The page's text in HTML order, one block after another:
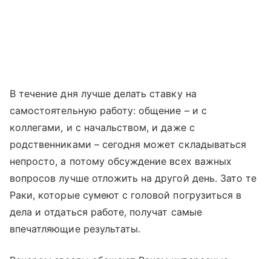
В течение дня лучше делать ставку на
самостоятельную работу: общение – и с
коллегами, и с начальством, и даже с
родственниками – сегодня может складываться
непросто, а потому обсуждение всех важных
вопросов лучше отложить на другой день. Зато те
Раки, которые сумеют с головой погрузиться в
дела и отдаться работе, получат самые
впечатляющие результаты.